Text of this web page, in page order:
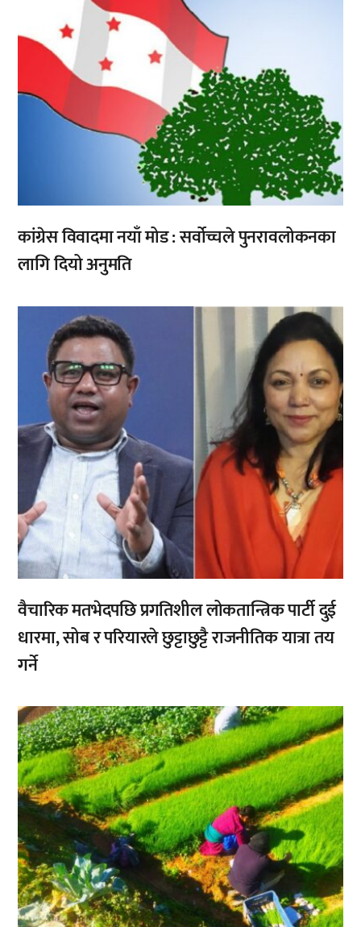
कांग्रेस विवादमा नयाँ मोड : सर्वोच्चले पुनरावलोकनका
लागि दियो अनुमति
वैचारिक मतभेदपछि प्रगतिशील लोकतान्त्रिक पार्टी दुई
धारमा, सोब र परियारले छुट्टाछुट्टै राजनीतिक यात्रा तय
गर्ने
,